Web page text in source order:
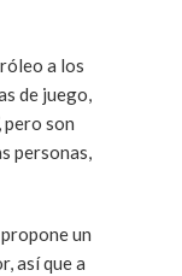
a los
de juego,
pero son
personas,
un
así que a